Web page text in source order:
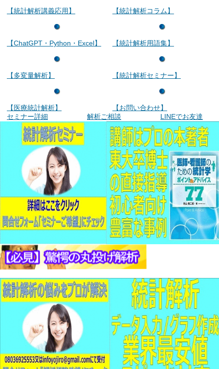
【統計解析講義応用】
【ChatGPT・Python・Excel】
【多変量解析】
【医療統計解析】
【統計解析コラム】
【統計解析用語集】
【統計解析セミナー】
【お問い合わせ】
セミナー詳細
解析ご相談 LINEでお友達